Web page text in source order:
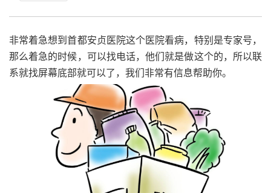
非常着急想到首都安贞医院这个医院看病，特别是专家号，
那么着急的时候，可以找电话，他们就是做这个的，所以联
系就找屏幕底部就可以了，我们非常有信息帮助你。